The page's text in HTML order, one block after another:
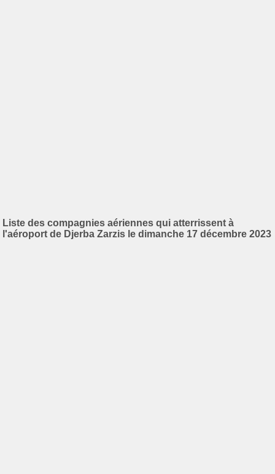
Liste des compagnies aériennes qui atterrissent à
l'aéroport de Djerba Zarzis le dimanche 17 décembre 2023